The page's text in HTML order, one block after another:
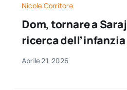
Nicole Corritore
Dom, tornare a
ricerca
Aprile 21, 2026